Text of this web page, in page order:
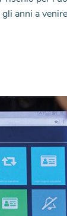
anni a